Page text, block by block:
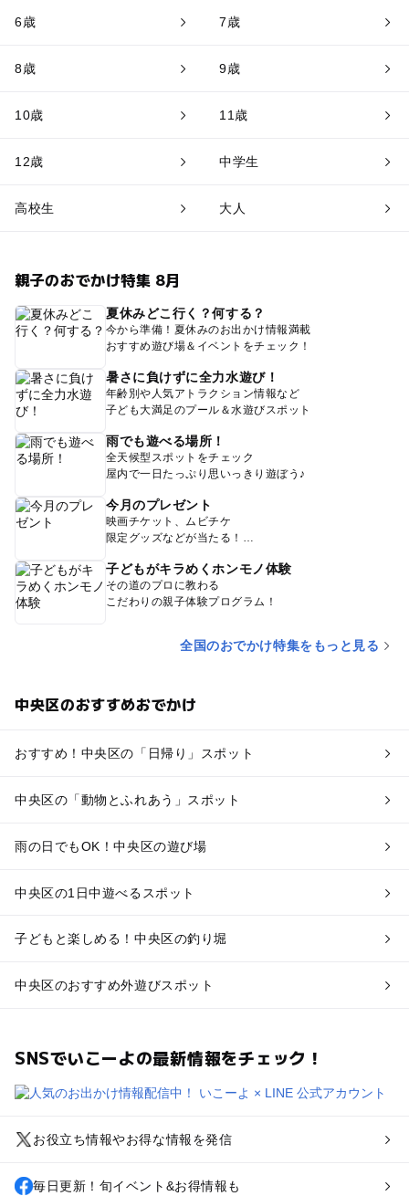
6歳 7歳
8歳 9歳
10歳 11歳
12歳 中学生
高校生 大人
親子のおでかけ特集 8月
夏休みどこ行く？何する？
今から準備！夏休みのお出かけ情報満載
おすすめ遊び場＆イベントをチェック！
暑さに負けずに全力水遊び！
年齢別や人気アトラクション情報など
子ども大満足のプール＆水遊びスポット
雨でも遊べる場所！
全天候型スポットをチェック
屋内で一日たっぷり思いっきり遊ぼう♪
今月のプレゼント
映画チケット、ムビチケ
限定グッズなどが当たる！
子どもがキラめくホンモノ体験
その道のプロに教わる
こだわりの親子体験プログラム！
全国のおでかけ特集をもっと見る
中央区のおすすめおでかけ
おすすめ！中央区の「日帰り」スポット
中央区の「動物とふれあう」スポット
雨の日でもOK！中央区の遊び場
中央区の1日中遊べるスポット
子どもと楽しめる！中央区の釣り堀
中央区のおすすめ外遊びスポット
SNSでいこーよの最新情報をチェック！
お役立ち情報やお得な情報を発信
毎日更新！旬イベント&お得情報も